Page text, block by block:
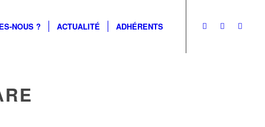
NOUS ? ACTUALITÉ ADHÉRENTS